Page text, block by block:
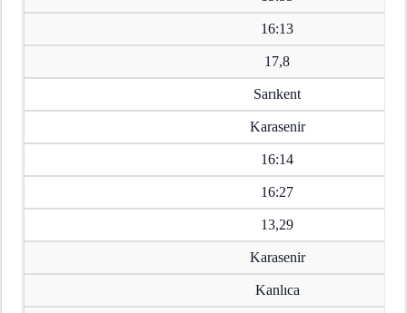
16:13
17,8
Sarıkent
Karasenir
16:14
16:27
13,29
Karasenir
Kanlıca